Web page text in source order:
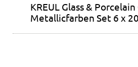
KREUL Glass & Porcelain
Metallicfarben Set 6 x